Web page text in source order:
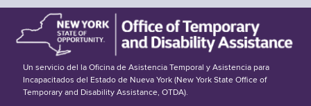
Un servicio del la Oficina de Asistencia Temporal y Asistencia para
Incapacitados del Estado de Nueva York (New York State Office of
Temporary and Disability Assistance, OTDA).